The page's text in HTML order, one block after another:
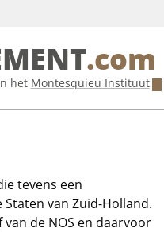
.com
het Montesquieu Instituut
tevens een
van Zuid-Holland.
de NOS en daarvoor